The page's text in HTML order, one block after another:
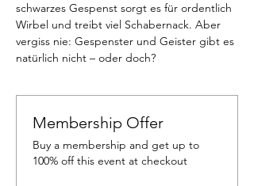
schwarzes Gespenst sorgt es für ordentlich
Wirbel und treibt viel Schabernack. Aber
vergiss nie: Gespenster und Geister gibt es
natürlich nicht – oder doch?
Membership Offer
Buy a membership and get up to
100% off this event at checkout